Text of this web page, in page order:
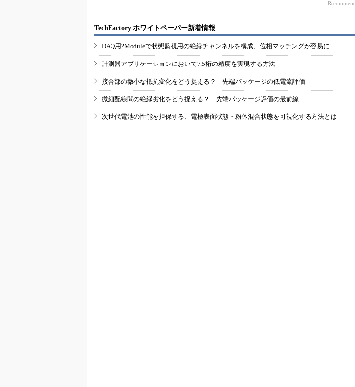
TechFactory ホワイトペーパー新着情報
DAQ用?Moduleで状態監視用の絶縁チャンネルを構成、位相マッチングが容易に
計測器アプリケーションにおいて7.5桁の精度を実現する方法
接合部の微小な抵抗変化をどう捉える？ 先端パッケージの低電流評価
微細配線間の絶縁劣化をどう捉える？ 先端パッケージ評価の最前線
次世代電池の性能を担保する、電極表面状態・粉体混合状態を可視化する方法とは